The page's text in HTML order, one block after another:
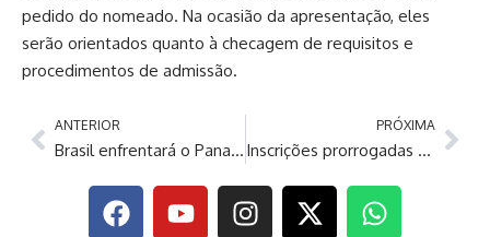
pedido do nomeado. Na ocasião da apresentação, eles
serão orientados quanto à checagem de requisitos e
procedimentos de admissão.
ANTERIOR
Brasil enfrentará o Panamá no Maracanã antes da Copa
PRÓXIMA
Inscrições prorrogadas para o programa ‘Minha Casa, Minha Vida’